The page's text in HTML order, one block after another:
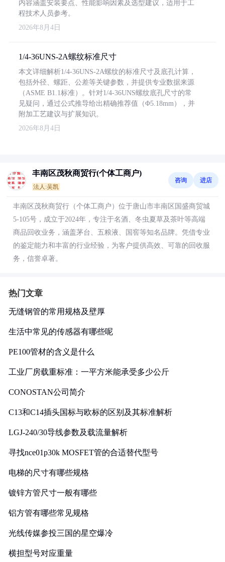
内容涵盖安装要点、性能影响因素及选型建议，适用于工
程技术人员参考。
2026年8月4日
1/4-36UNS-2A螺纹标准尺寸
本文详细解析1/4-36UNS-2A螺纹的标准尺寸及底孔计算，
包括外径、螺距、公差等关键参数，并提供专业数据来源
（ASME B1.1标准）。针对1/4-36UNS螺纹底孔尺寸的常
见疑问，通过公式推导给出精确推荐值（Φ5.18mm），并
附加工艺建议与扩展知识。
2026年8月4日
丰南区茂秋商贸行(个体工商户)
法人:吴凯
咨询 进店
丰南区茂秋商贸行（个体工商户）位于唐山市丰南区国盛商贸城
5-105号，成立于2024年，专注于名酒、冬虫夏草及茶叶等高端
商品回收业务，涵盖茅台、五粮液、国窖等知名品牌。凭借专业
的鉴定能力和丰富的行业经验，为客户提供高效、可靠的回收服
务，信誉卓著。
热门文章
无缝钢管的常用规格及壁厚
生活中常见的传感器有哪些呢
PE100管材的含义是什么
工业厂房载重标准：一平方米能承受多少公斤
CONOSTAN公司简介
C13和C14插头国标与欧标的区别及其标准解析
LGJ-240/30导线参数及载流量解析
寻找nce01p30k MOSFET管的合适替代型号
电梯的尺寸有哪些规格
镀锌方管尺寸一般有哪些
铝方管有哪些常见规格
光线传媒参投三国的星空爆冷
横担型号对应重量